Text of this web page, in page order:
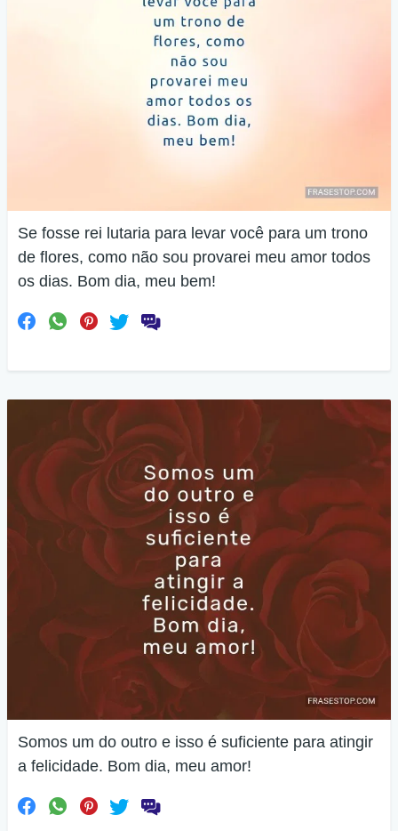
Se fosse rei lutaria para levar você para um trono
de flores, como não sou provarei meu amor todos
os dias. Bom dia, meu bem!
Somos um do outro e isso é suficiente para atingir
a felicidade. Bom dia, meu amor!